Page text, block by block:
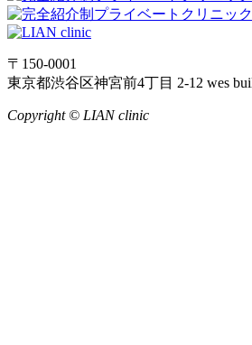
〒150-0001
東京都渋谷区神宮前4丁目 2-12 wes
Copyright © LIAN clinic